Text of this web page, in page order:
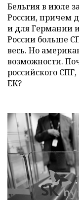
Бельгия в июле
России, причем
и для Германии
России больше
весь. Но
возможности.
российского
ЕК?